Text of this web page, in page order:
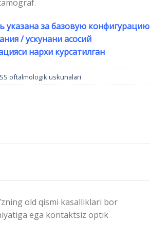
указана за базовую конфигурацию
/ ускунани асосий
нархи курсатилган
oftalmologik uskunalari
old qismi kasalliklari bor
ega kontaktsiz optik